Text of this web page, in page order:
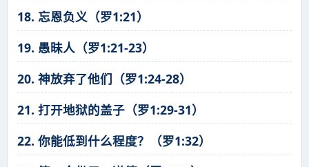
18. 忘恩负义（罗1:21）
19. 愚昧人（罗1:21-23）
20. 神放弃了他们（罗1:24-28）
21. 打开地狱的盖子（罗1:29-31）
22. 你能低到什么程度？（罗1:32）